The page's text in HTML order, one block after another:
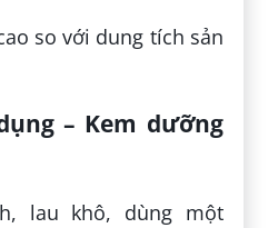
so với dung tích sản
– Kem dưỡng
lau khô, dùng một